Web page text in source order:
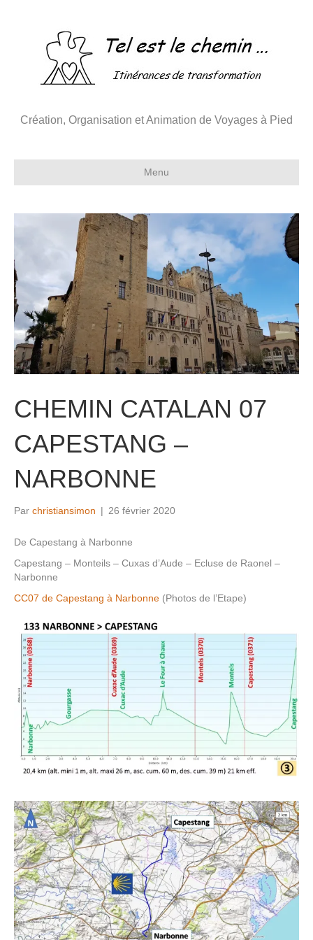
Création, Organisation et Animation de Voyages à Pied
Menu
CHEMIN CATALAN 07
CAPESTANG –
NARBONNE
Par christiansimon | 26 février 2020
De Capestang à Narbonne
Capestang – Monteils – Cuxas d’Aude – Ecluse de Raonel –
Narbonne
CC07 de Capestang à Narbonne (Photos de l’Etape)